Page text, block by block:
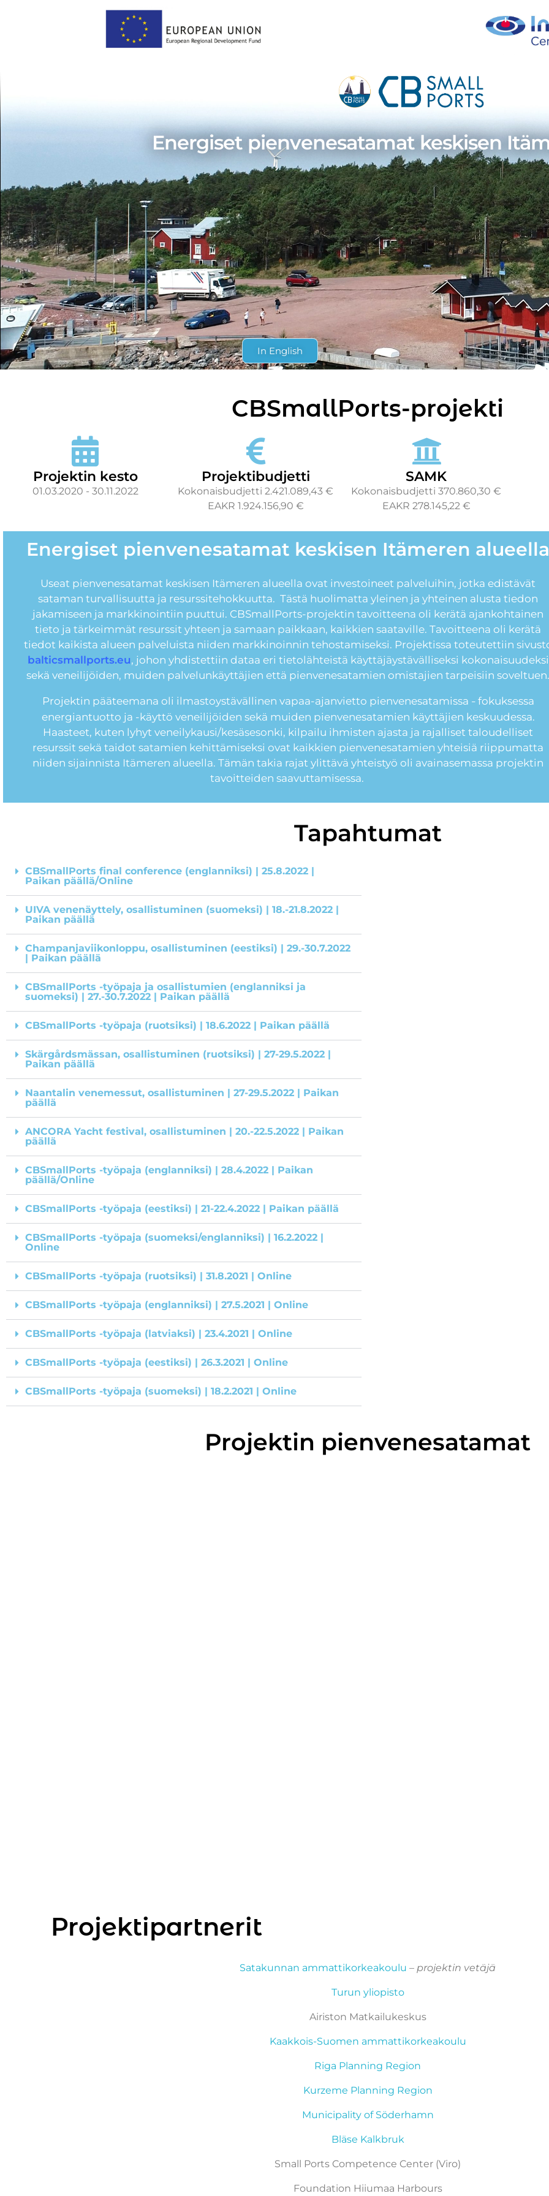
Energiset pienvenesatamat keskisen
In English
CBSmallPorts-projekti
Projektin kesto
01.03.2020 - 30.11.2022
Projektibudjetti
Kokonaisbudjetti 2.421.089,43 €
EAKR 1.924.156,90 €
SAMK
Kokonaisbudjetti 370.860,30 €
EAKR 278.145,22 €
Energiset pienvenesatamat keskisen Itämeren alueella
Useat pienvenesatamat keskisen Itämeren alueella ovat investoineet palveluihin, jotka edistävät
sataman turvallisuutta ja resurssitehokkuutta. Tästä huolimatta yleinen ja yhteinen alusta tiedon
jakamiseen ja markkinointiin puuttui. CBSmallPorts-projektin tavoitteena oli kerätä ajankohtainen
tieto ja tärkeimmät resurssit yhteen ja samaan paikkaan, kaikkien saataville. Tavoitteena oli kerätä
tiedot kaikista alueen palveluista niiden markkinoinnin tehostamiseksi. Projektissa toteutettiin
balticsmallports.eu, johon yhdistettiin dataa eri tietolähteistä käyttäjäystävälliseksi kokonaisuudeksi
sekä veneilijöiden, muiden palvelunkäyttäjien että pienvenesatamien omistajien tarpeisiin soveltuen.
Projektin pääteemana oli ilmastoystävällinen vapaa-ajanvietto pienvenesatamissa –fokuksessa
energiantuotto ja -käyttö veneilijöiden sekä muiden pienvenesatamien käyttäjien keskuudessa.
Haasteet, kuten lyhyt veneilykausi/kesäsesonki, kilpailu ihmisten ajasta ja rajalliset taloudelliset
resurssit sekä taidot satamien kehittämiseksi ovat kaikkien pienvenesatamien yhteisiä riippumatta
niiden sijainnista Itämeren alueella. Tämän takia rajat ylittävä yhteistyö oli avainasemassa projektin
tavoitteiden saavuttamisessa.
Tapahtumat
CBSmallPorts final conference (englanniksi) | 25.8.2022 |
Paikan päällä/Online
UIVA venenäyttely, osallistuminen (suomeksi) | 18.-21.8.2022 |
Paikan päällä
Champanjaviikonloppu, osallistuminen (eestiksi) | 29.-30.7.2022
| Paikan päällä
CBSmallPorts -työpaja ja osallistumien (englanniksi ja
suomeksi) | 27.-30.7.2022 | Paikan päällä
CBSmallPorts -työpaja (ruotsiksi) | 18.6.2022 | Paikan päällä
Skärgårdsmässan, osallistuminen (ruotsiksi) | 27-29.5.2022 |
Paikan päällä
Naantalin venemessut, osallistuminen | 27-29.5.2022 | Paikan
päällä
ANCORA Yacht festival, osallistuminen | 20.-22.5.2022 | Paikan
päällä
CBSmallPorts -työpaja (englanniksi) | 28.4.2022 | Paikan
päällä/Online
CBSmallPorts -työpaja (eestiksi) | 21-22.4.2022 | Paikan päällä
CBSmallPorts -työpaja (suomeksi/englanniksi) | 16.2.2022 |
Online
CBSmallPorts -työpaja (ruotsiksi) | 31.8.2021 | Online
CBSmallPorts -työpaja (englanniksi) | 27.5.2021 | Online
CBSmallPorts -työpaja (latviaksi) | 23.4.2021 | Online
CBSmallPorts -työpaja (eestiksi) | 26.3.2021 | Online
CBSmallPorts -työpaja (suomeksi) | 18.2.2021 | Online
Projektin pienvenesatamat
Projektipartnerit
Satakunnan ammattikorkeakoulu – projektin vetäjä
Turun yliopisto
Airiston Matkailukeskus
Kaakkois-Suomen ammattikorkeakoulu
Riga Planning Region
Kurzeme Planning Region
Municipality of Söderhamn
Bläse Kalkbruk
Small Ports Competence Center (Viro)
Foundation Hiiumaa Harbours